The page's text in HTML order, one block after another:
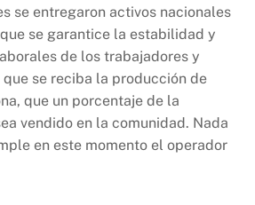
se entregaron activos nacionales
se garantice la estabilidad y
de los trabajadores y
se reciba la producción de
que un porcentaje de la
vendido en la comunidad. Nada
en este momento el operador